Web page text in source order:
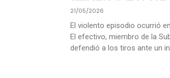
21/05/2026
El violento episodio ocurrió
El efectivo, miembro de la
defendió a los tiros ante un